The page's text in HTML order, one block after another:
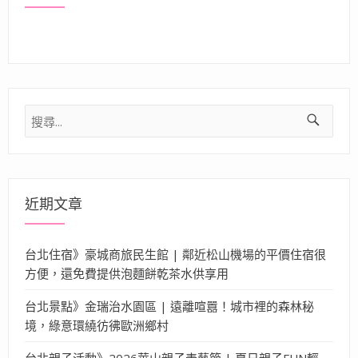
搜
尋
近期文章
台北住宿》豪城商旅民生館 | 鄰近松山機場的平價住宿很
方便，還免費提供泡麵餅乾茶水供享用
台北景點》金瑞治水園區 | 遠離喧囂！城市裡的森林秘
境，綠意環繞彷彿歐洲鄉村